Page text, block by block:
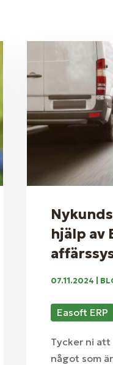
hjälp av
07.11.2024
Easoft ERP
Tycker ni
något som